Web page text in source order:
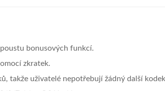
bonusových funkcí.
zkratek.
takže uživatelé nepotřebují žádný další